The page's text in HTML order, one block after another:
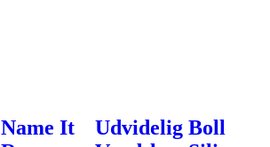
Name It
Udvidelig Boll